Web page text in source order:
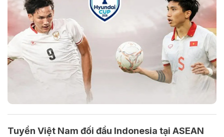
Tuyển Việt Nam đối đầu Indonesia tại ASEAN